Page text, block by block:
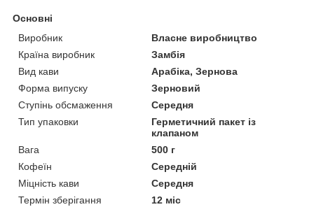
Основні
Виробник
Власне виробництво
Країна виробник
Замбія
Вид кави
Арабіка, Зернова
Форма випуску
Зерновий
Ступінь обсмаження
Середня
Тип упаковки
Герметичний пакет із
клапаном
Вага
500 г
Кофеїн
Середній
Міцність кави
Середня
Термін зберігання
12 міс